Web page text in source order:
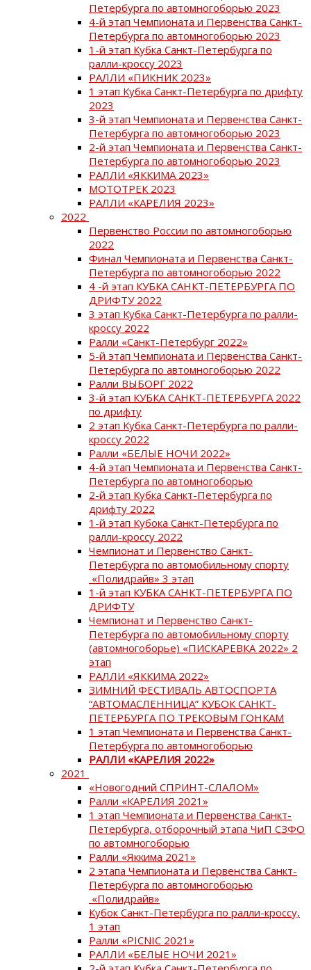
Петербурга по автомногоборью 2023
4-й этап Чемпионата и Первенства Санкт-
Петербурга по автомногоборью 2023
1-й этап Кубка Санкт-Петербурга по
ралли-кроссу 2023
РАЛЛИ «ПИКНИК 2023»
1 этап Кубка Санкт-Петербурга по дрифту
2023
3-й этап Чемпионата и Первенства Санкт-
Петербурга по автомногоборью 2023
2-й этап Чемпионата и Первенства Санкт-
Петербурга по автомногоборью 2023
РАЛЛИ «ЯККИМА 2023»
МОТОТРЕК 2023
РАЛЛИ «КАРЕЛИЯ 2023»
2022
Первенство России по автомногоборью
2022
Финал Чемпионата и Первенства Санкт-
Петербурга по автомногоборью 2022
4 -й этап КУБКА САНКТ-ПЕТЕРБУРГА ПО
ДРИФТУ 2022
3 этап Кубка Санкт-Петербурга по ралли-
кроссу 2022
Ралли «Санкт-Петербург 2022»
5-й этап Чемпионата и Первенства Санкт-
Петербурга по автомногоборью 2022
Ралли ВЫБОРГ 2022
3-й этап КУБКА САНКТ-ПЕТЕРБУРГА 2022
по дрифту
2 этап Кубка Санкт-Петербурга по ралли-
кроссу 2022
Ралли «БЕЛЫЕ НОЧИ 2022»
4-й этап Чемпионата и Первенства Санкт-
Петербурга по автомногоборью
2-й этап Кубка Санкт-Петербурга по
дрифту 2022
1-й этап Кубока Санкт-Петербурга по
ралли-кроссу 2022
Чемпионат и Первенство Санкт-
Петербурга по автомобильному спорту
«Полидрайв» 3 этап
1-й этап КУБКА САНКТ-ПЕТЕРБУРГА ПО
ДРИФТУ
Чемпионат и Первенство Санкт-
Петербурга по автомобильному спорту
(автомногоборье) «ПИСКАРЕВКА 2022» 2
этап
РАЛЛИ «ЯККИМА 2022»
ЗИМНИЙ ФЕСТИВАЛЬ АВТОСПОРТА
“АВТОМАСЛЕННИЦА” КУБОК САНКТ-
ПЕТЕРБУРГА ПО ТРЕКОВЫМ ГОНКАМ
1 этап Чемпионата и Первенства Санкт-
Петербурга по автомногоборью
РАЛЛИ «КАРЕЛИЯ 2022»
2021
«Новогодний СПРИНТ-СЛАЛОМ»
Ралли «КАРЕЛИЯ 2021»
1 этап Чемпионата и Первенства Санкт-
Петербурга, отборочный этапа ЧиП СЗФО
по автомногоборью
Ралли «Яккима 2021»
2 этапа Чемпионата и Первенства Санкт-
Петербурга по автомногоборью
«Полидрайв»
Кубок Санкт-Петербурга по ралли-кроссу,
1 этап
Ралли «PICNIC 2021»
РАЛЛИ «БЕЛЫЕ НОЧИ 2021»